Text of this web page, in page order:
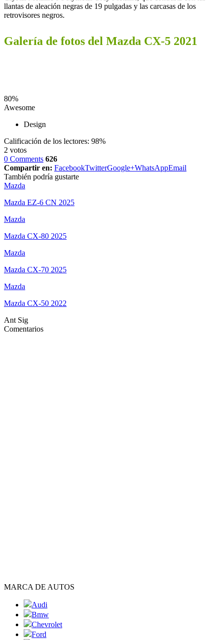
llantas de aleación negras de 19 pulgadas y las carcasas de los
retrovisores negros.
Galería de fotos del Mazda CX-5 2021
80%
Awesome
Design
Calificación de los lectores: 98%
2 votos
0 Comments 626
Compartir en: FacebookTwitterGoogle+WhatsAppEmail
También podría gustarte
Mazda
Mazda EZ-6 CN 2025
Mazda
Mazda CX-80 2025
Mazda
Mazda CX-70 2025
Mazda
Mazda CX-50 2022
Ant Sig
Comentarios
MARCA DE AUTOS
Audi
Bmw
Chevrolet
Ford